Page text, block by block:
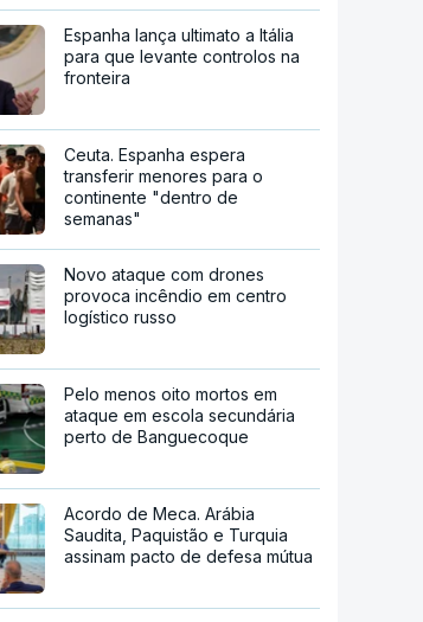
Espanha lança ultimato a Itália
para que levante controlos na
fronteira
Ceuta. Espanha espera
transferir menores para o
continente "dentro de
semanas"
Novo ataque com drones
provoca incêndio em centro
logístico russo
Pelo menos oito mortos em
ataque em escola secundária
perto de Banguecoque
Acordo de Meca. Arábia
Saudita, Paquistão e Turquia
assinam pacto de defesa mútua